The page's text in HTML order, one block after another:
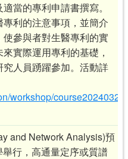
當的專利申請書撰寫。
利的注意事項，並簡介
參與者對生醫專利的實
實際運用專利的基礎，
人員踴躍參加。活動詳
workshop/
and Network Analysis)預
行，高通量定序或質譜